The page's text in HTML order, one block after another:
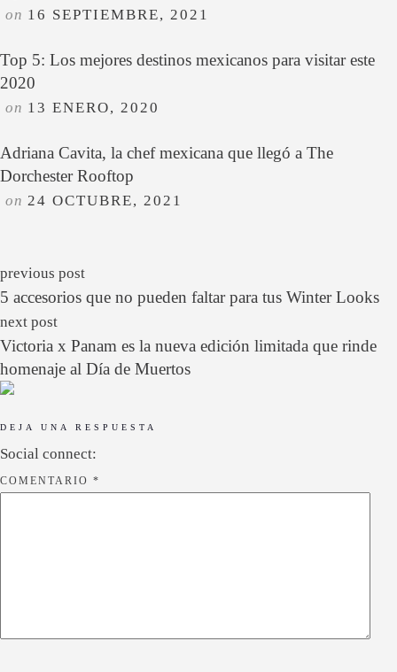
on 16 SEPTIEMBRE, 2021
Top 5: Los mejores destinos mexicanos para visitar este
2020
on 13 ENERO, 2020
Adriana Cavita, la chef mexicana que llegó a The
Dorchester Rooftop
on 24 OCTUBRE, 2021
previous post
5 accesorios que no pueden faltar para tus Winter Looks
next post
Victoria x Panam es la nueva edición limitada que rinde
homenaje al Día de Muertos
DEJA UNA RESPUESTA
Social connect:
COMENTARIO *